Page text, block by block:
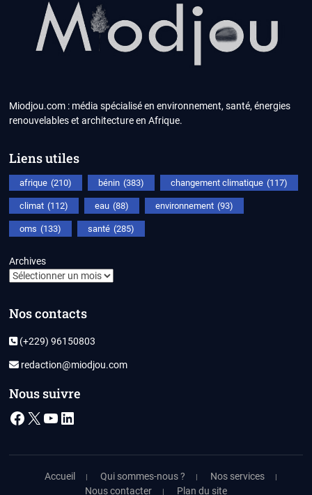
Miodjou.com : média spécialisé en environnement, santé, énergies
renouvelables et architecture en Afrique.
Liens utiles
afrique (210) bénin (383) changement climatique (117)
climat (112) eau (88) environnement (93)
oms (133) santé (285)
Archives
Nos contacts
(+229) 96150803
redaction@miodjou.com
Nous suivre
Facebook
X YouTube
LinkedIn
Accueil Qui sommes-nous ?
Nos services
Nous contacter
Plan du site